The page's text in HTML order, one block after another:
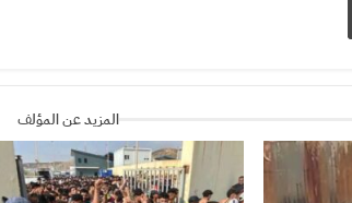
المزيد عن المؤلف